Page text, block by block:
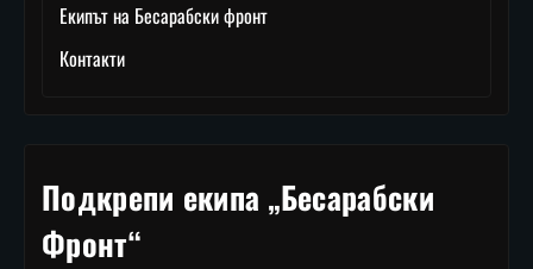
Екипът на Бесарабски фронт
Контакти
Подкрепи екипа „Бесарабски
Фронт“